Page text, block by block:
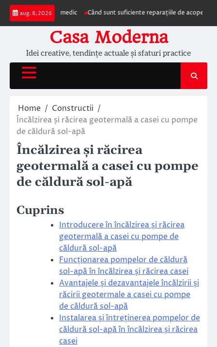
Skip
content
aug. 8, 2026
la medic Când sunt suficiente reparațiile de acoperiș și când
Casa Moderna
Idei creative, tendințe actuale și sfaturi practice
Home
Constructii
Încălzirea și răcirea geotermală a casei cu pompe
de căldură sol-apă
Încălzirea și răcirea
geotermală a casei cu pompe
de căldură sol-apă
Cuprins
Introducere în încălzirea și răcirea
geotermală a casei cu pompe de
căldură sol-apă
Funcționarea pompelor de căldură
sol-apă în încălzirea și răcirea casei
Avantajele și dezavantajele încălzirii și
răcirii geotermale a casei cu pompe
de căldură sol-apă
Instalarea și întreținerea pompelor de
căldură sol-apă în încălzirea și răcirea
casei